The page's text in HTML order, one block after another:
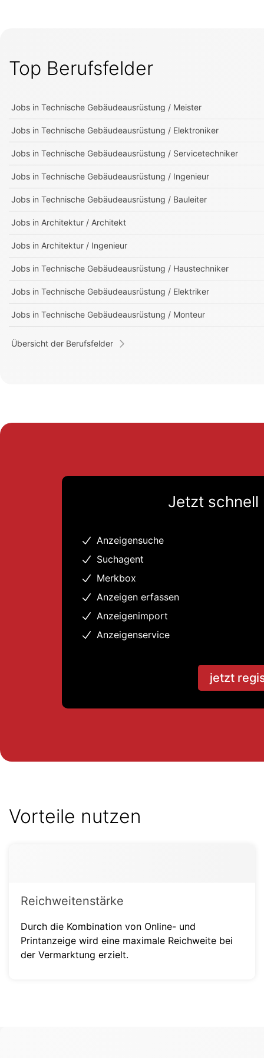
Top Berufsfelder
Jobs in Technische Gebäudeausrüstung / Meister
Jobs in Technische Gebäudeausrüstung / Elektroniker
Jobs in Technische Gebäudeausrüstung / Servicetechniker
Jobs in Technische Gebäudeausrüstung / Ingenieur
Jobs in Technische Gebäudeausrüstung / Bauleiter
Jobs in Architektur / Architekt
Jobs in Architektur / Ingenieur
Jobs in Technische Gebäudeausrüstung / Haustechniker
Jobs in Technische Gebäudeausrüstung / Elektriker
Jobs in Technische Gebäudeausrüstung / Monteur
Übersicht der Berufsfelder
Jetzt schnell
Anzeigensuche
Suchagent
Merkbox
Anzeigen erfassen
Anzeigenimport
Anzeigenservice
jetzt
Vorteile nutzen
Reichweitenstärke
Durch die Kombination von Online- und
Printanzeige wird eine maximale Reichweite bei
der Vermarktung erzielt.